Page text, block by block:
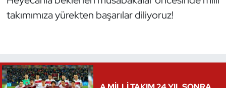
takımımıza yürekten başarılar diliyoruz!
Yelken